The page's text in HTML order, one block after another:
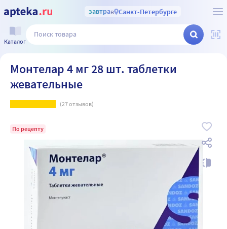
завтрав Санкт-Петербурге
Каталог
Монтелар 4 мг 28 шт. таблетки
жевательные
(27отзывов)
По рецепту